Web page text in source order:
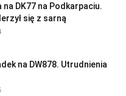
DK77 na Podkarpaciu.
się z sarną
na DW878. Utrudnienia